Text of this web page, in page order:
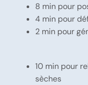
8 min pour
4 min pour
2 min pour
10 min pour
sèches